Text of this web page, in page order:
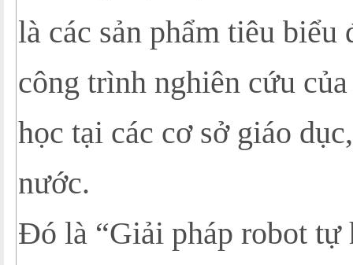
là các sản phẩm tiêu biểu
công trình nghiên cứu
học tại các cơ sở giáo
nước.
Đó là “Giải pháp robot tự